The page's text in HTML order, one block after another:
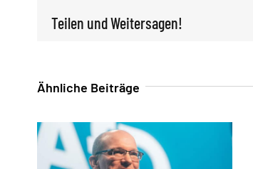
Teilen und Weitersagen!
Ähnliche Beiträge